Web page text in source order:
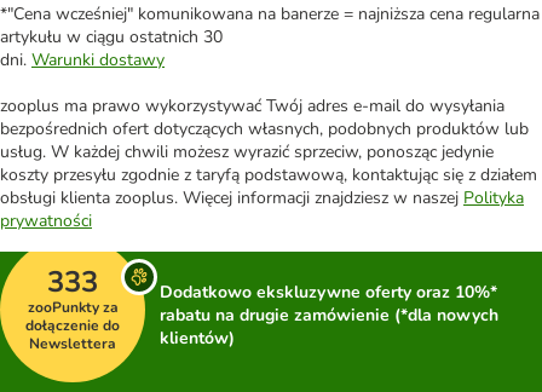
*"Cena wcześniej" komunikowana na banerze = najniższa cena regularna
artykułu w ciągu ostatnich 30
dni. Warunki dostawy
zooplus ma prawo wykorzystywać Twój adres e-mail do wysyłania
bezpośrednich ofert dotyczących własnych, podobnych produktów lub
usług. W każdej chwili możesz wyrazić sprzeciw, ponosząc jedynie
koszty przesyłu zgodnie z taryfą podstawową, kontaktując się z działem
obsługi klienta zooplus. Więcej informacji znajdziesz w naszej Polityka
prywatności
333
zooPunkty za
dołączenie do
Newslettera
Dodatkowo ekskluzywne oferty oraz 10%*
rabatu na drugie zamówienie (*dla nowych
klientów)